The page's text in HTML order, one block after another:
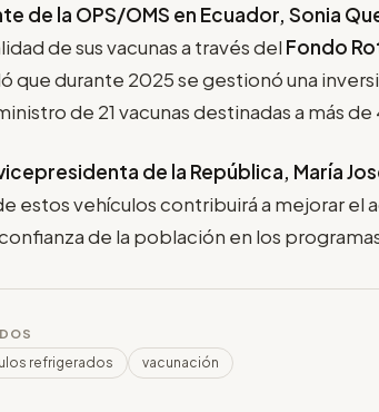
de la OPS/OMS en Ecuador, Sonia
de sus vacunas a través del Fondo
que durante 2025 se gestionó una
de 21 vacunas destinadas a más
de la República, María
estos vehículos contribuirá a mejorar el
de la población en los
refrigerados vacunación